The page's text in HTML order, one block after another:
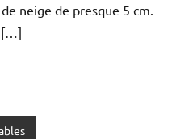
neige de presque 5 cm.
[…]